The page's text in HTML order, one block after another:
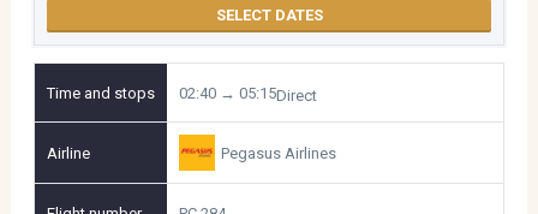
SELECT DATES
02:40 → 05:15Direct
Pegasus Airlines